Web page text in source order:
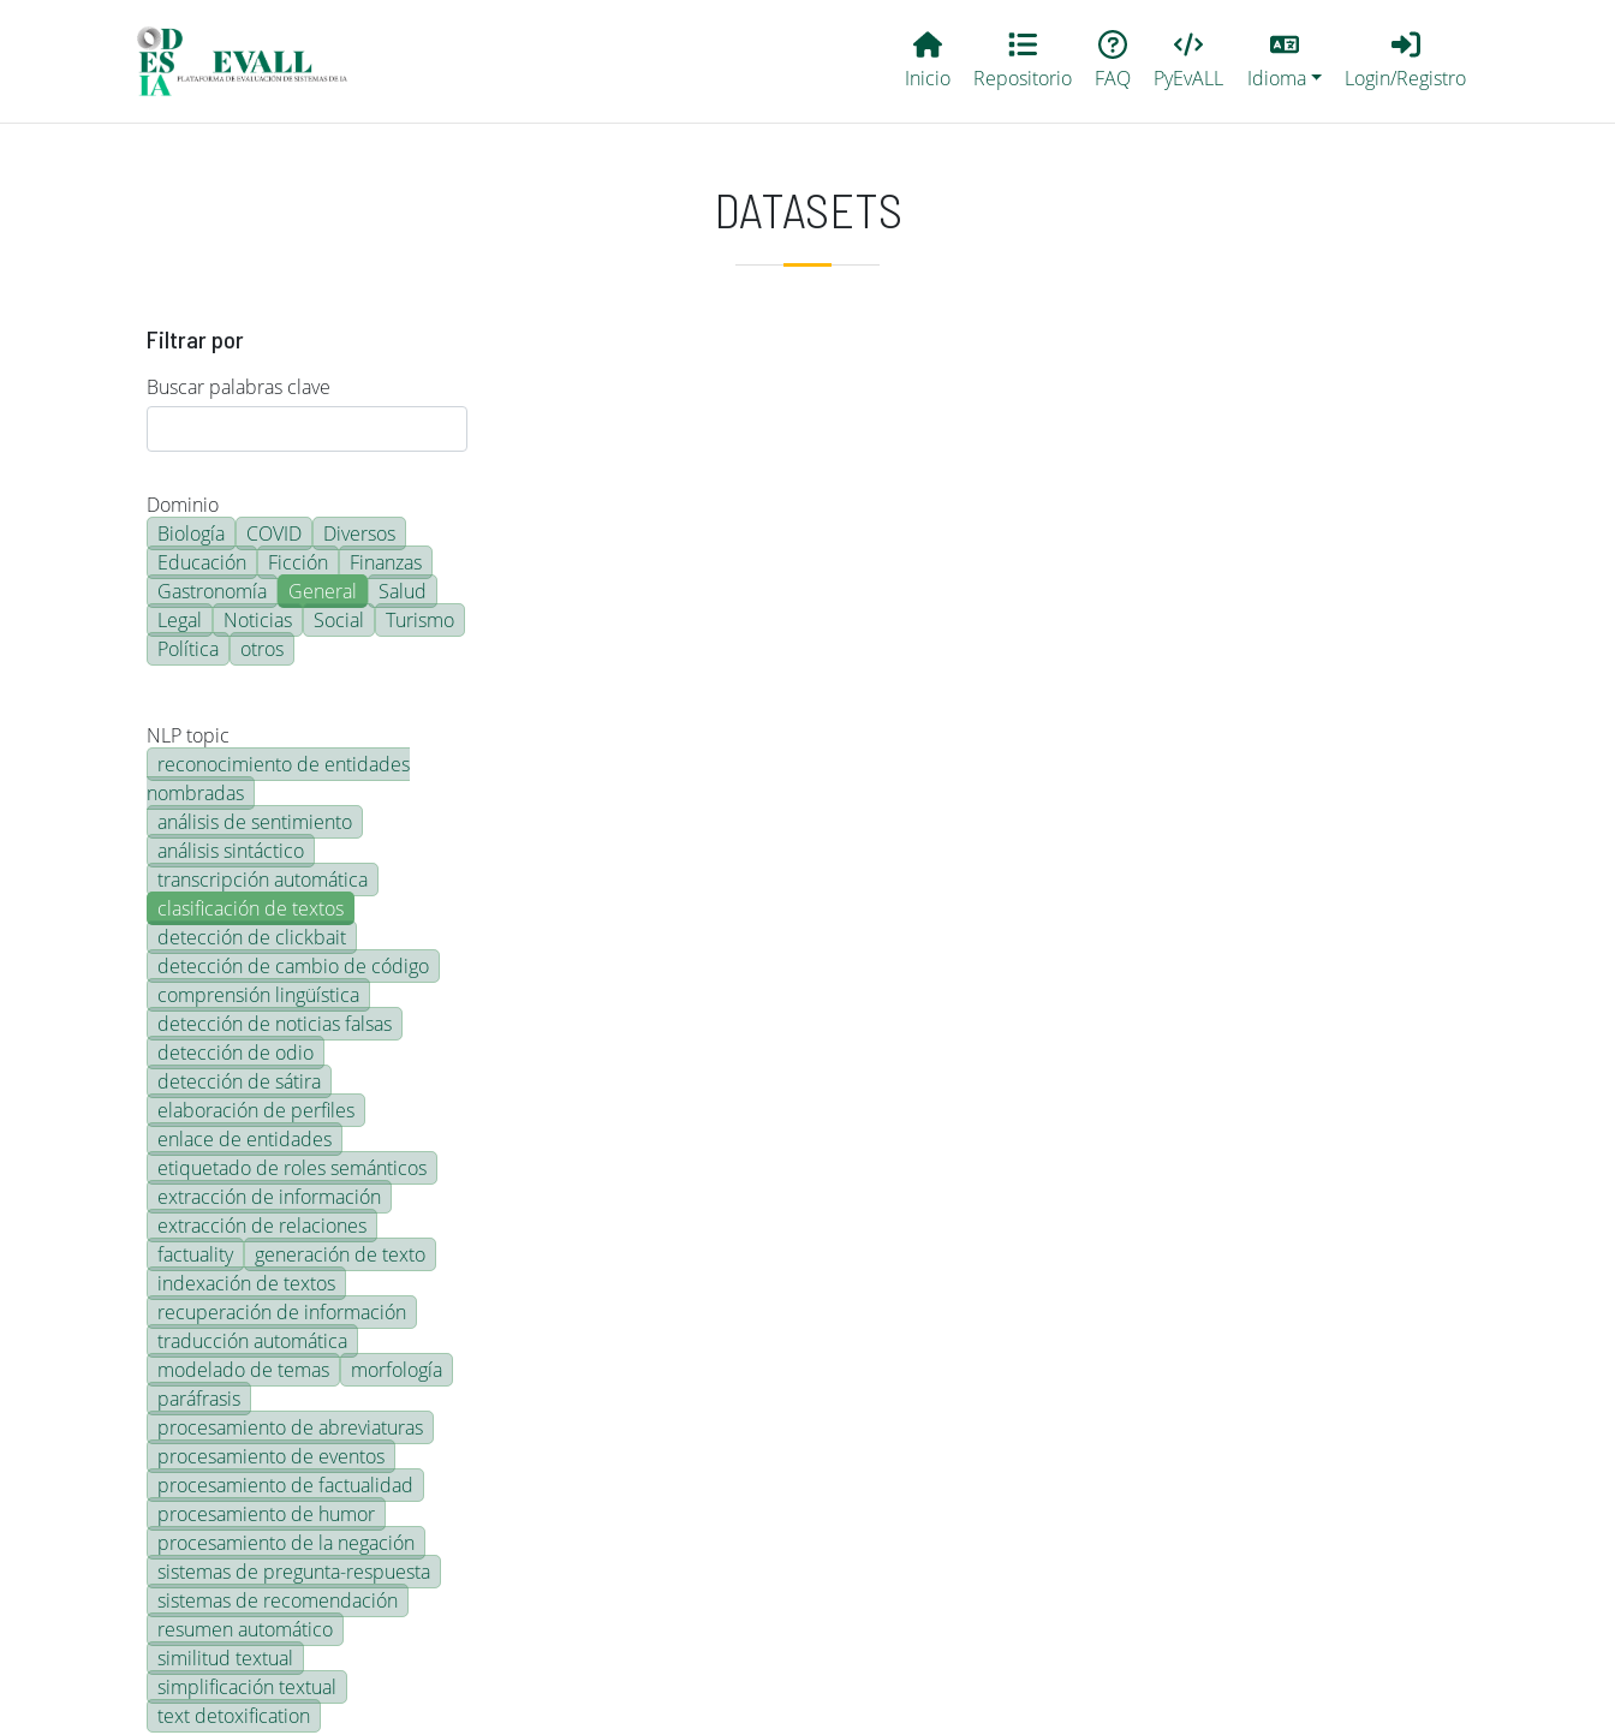
Main EvALL
Inicio Repositorio FAQ PyEvALL
Lang
Idioma
Login_Registro
Login/Registro
DATASETS
Filtrar por
Buscar palabras clave
Dominio
Biología
COVID
Diversos
Educación
Ficción
Finanzas
Gastronomía
General
Salud
Legal
Noticias Social
Turismo
Política
otros
NLP topic
reconocimiento de entidades
nombradas
análisis de sentimiento
análisis sintáctico
transcripción automática
clasificación de textos
detección de clickbait
detección de cambio de código
comprensión lingüística
detección de noticias falsas
detección de odio
detección de sátira
elaboración de perfiles
enlace de entidades
etiquetado de roles semánticos
extracción de información
extracción de relaciones
factuality
generación de texto
indexación de textos
recuperación de información
traducción automática
modelado de temas
morfología
paráfrasis
procesamiento de abreviaturas
procesamiento de eventos
procesamiento de factualidad
procesamiento de humor
procesamiento de la negación
sistemas de pregunta-respuesta
sistemas de recomendación
resumen automático
similitud textual
simplificación textual
text detoxification